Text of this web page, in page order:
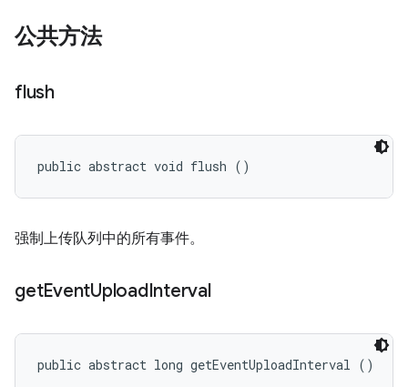
公共方法
flush
public abstract void flush ()
强制上传队列中的所有事件。
getEventUploadInterval
public abstract long getEventUploadInterval ()